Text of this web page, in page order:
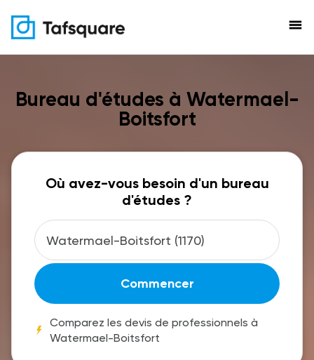
menu
Bureau d'études à Watermael-
Boitsfort
Où avez-vous besoin d'un bureau
d'études ?
Commencer
Comparez les devis de professionnels à
Watermael-Boitsfort